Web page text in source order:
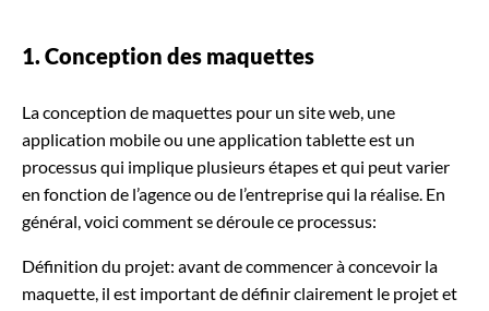
1. Conception des maquettes
La conception de maquettes pour un site web, une
application mobile ou une application tablette est un
processus qui implique plusieurs étapes et qui peut varier
en fonction de l’agence ou de l’entreprise qui la réalise. En
général, voici comment se déroule ce processus:
Définition du projet: avant de commencer à concevoir la
maquette, il est important de définir clairement le projet et